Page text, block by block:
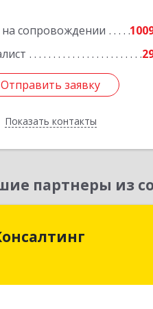
сопровождении
Отправить заявку
Показать контакты
Отправить заявку
Назад
партнеры из
обл, Ярославль г,